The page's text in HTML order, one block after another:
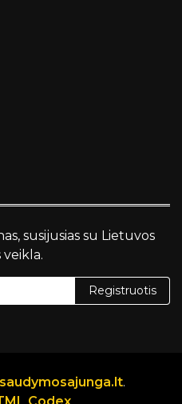
susijusias su Lietuvos
Registruotis
saudymosajunga.lt.